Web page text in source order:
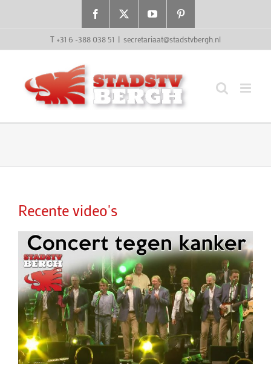
Facebook YouTube
T +31 6 -388 038 51 | secretariaat@stadstvbergh.nl
Recente video's